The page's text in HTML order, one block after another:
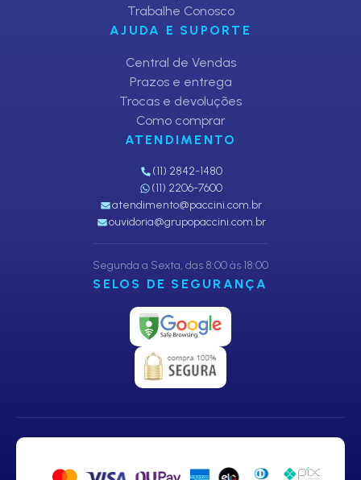
Trabalhe Conosco
AJUDA E SUPORTE
Central de Vendas
Prazos e entrega
Trocas e devoluções
Como comprar
ATENDIMENTO
(11) 2842-1480
(11) 2206-7600
atendimento@paccini.com.br
ouvidoria@grupopaccini.com.br
Segunda a Sexta, das 8:00 às 18:00
SELOS DE SEGURANÇA